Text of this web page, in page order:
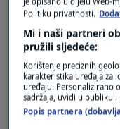
SVIJET
Irana
Politiku privatnosti.
Mi i naši partneri
pružili sljedeće:
Korištenje preciznih
karakteristika uređaja za
uređaju. Personalizirano
sadržaja, uvidi u publiku i
Popis partnera